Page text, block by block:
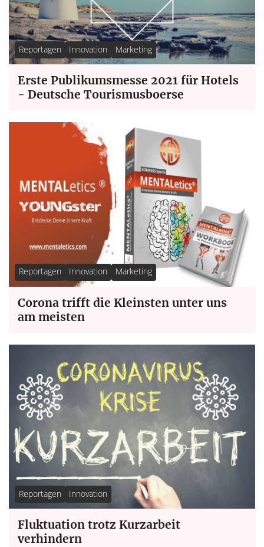
Reportagen Innovation Marketing
Erste Publikumsmesse 2021 für Hotels
- Deutsche Tourismusboerse
Reportagen Innovation Marketing
Corona trifft die Kleinsten unter uns
am meisten
Reportagen Innovation
Fluktuation trotz Kurzarbeit
verhindern